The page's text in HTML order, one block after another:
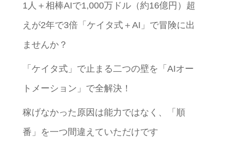
1人＋相棒AIで1,000万ドル（約16億円）超
えが2年で3倍「ケイタ式＋AI」で冒険に出
ませんか？
「ケイタ式」で止まる二つの壁を「AIオー
トメーション」で全解決！
稼げなかった原因は能力ではなく、「順
番」を一つ間違えていただけです